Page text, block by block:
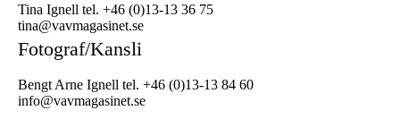
Tina Ignell tel. +46 (0)13-13 36 75
tina@vavmagasinet.se
Fotograf/Kansli
Bengt Arne Ignell tel. +46 (0)13-13 84 60
info@vavmagasinet.se